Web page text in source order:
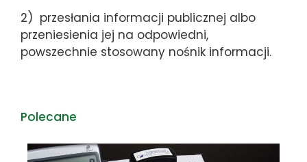
2) przesłania informacji publicznej albo
przeniesienia jej na odpowiedni,
powszechnie stosowany nośnik informacji.
Polecane